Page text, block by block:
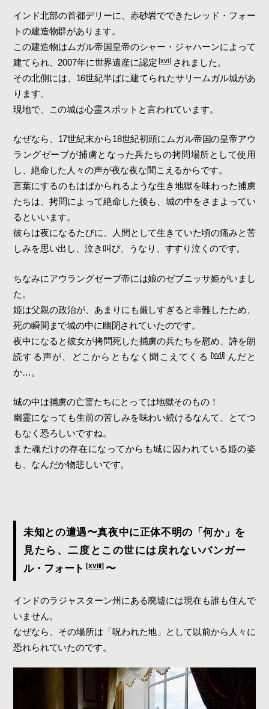
インド北部の首都デリーに、赤砂岩でできたレッド・フォー
トの建造物群があります。
この建造物はムガル帝国皇帝のシャー・ジャハーンによって
建てられ、2007年に世界遺産に認定 [xvi] されました。
その北側には、16世紀半ばに建てられたサリームガル城があ
ります。
現地で、この城は心霊スポットと言われています。
なぜなら、17世紀末から18世紀初頭にムガル帝国の皇帝アウ
ラングゼーブが捕虜となった兵たちの拷問場所として使用
し、絶命した人々の声が夜な夜な聞こえるからです。
言葉にするのもはばかられるような生き地獄を味わった捕虜
たちは、拷問によって絶命した後も、城の中をさまよってい
るといいます。
彼らは夜になるたびに、人間として生きていた頃の痛みと苦
しみを思い出し、泣き叫び、うなり、すすり泣くのです。
ちなみにアウラングゼーブ帝には娘のゼブニッサ姫がいまし
た。
姫は父親の政治が、あまりにも厳しすぎると非難したため、
死の瞬間まで城の中に幽閉されていたのです。
夜中になると彼女が拷問死した捕虜の兵たちを慰め、詩を朗
読する声が、どこからともなく聞こえてくる [xvii] んだと
か…。
城の中は捕虜の亡霊たちにとっては地獄そのもの！
幽霊になっても生前の苦しみを味わい続けるなんて、とてつ
もなく恐ろしいですね。
また魂だけの存在になってからも城に囚われている姫の姿
も、なんだか物悲しいです。
未知との遭遇〜真夜中に正体不明の「何か」を
見たら、二度とこの世には戻れないバンガー
ル・フォート [xviii] 〜
インドのラジャスターン州にある廃墟には現在も誰も住んで
いません。
なぜなら、その場所は「呪われた地」として以前から人々に
恐れられていたのです。